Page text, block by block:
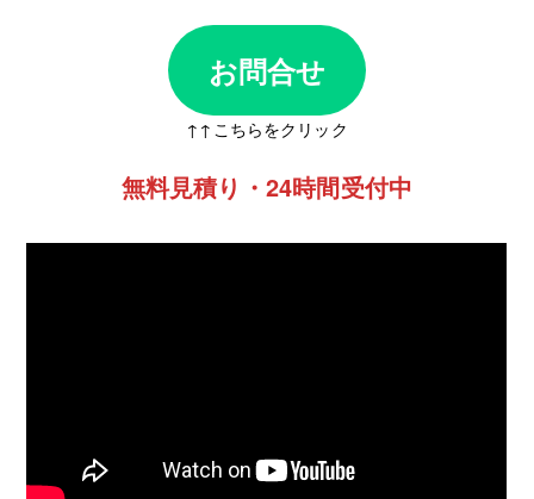
お問合せ
↑↑こちらをクリック
無料見積り・24時間受付中